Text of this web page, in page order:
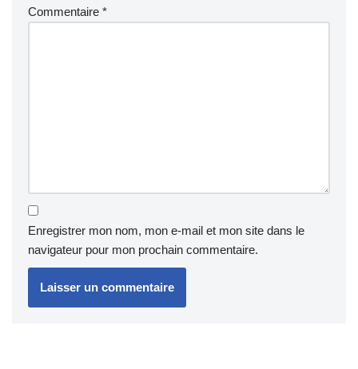
Commentaire *
Enregistrer mon nom, mon e-mail et mon site dans le
navigateur pour mon prochain commentaire.